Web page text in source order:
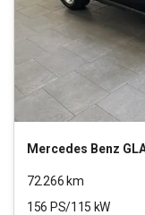
Mercedes Benz
72.266 km
156 PS/115 kW